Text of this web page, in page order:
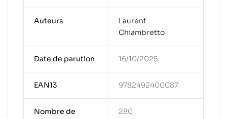
Auteurs
Laurent
Chiambretto
Date de parution 16/10/2025
EAN13 9782492400087
Nombre de
280